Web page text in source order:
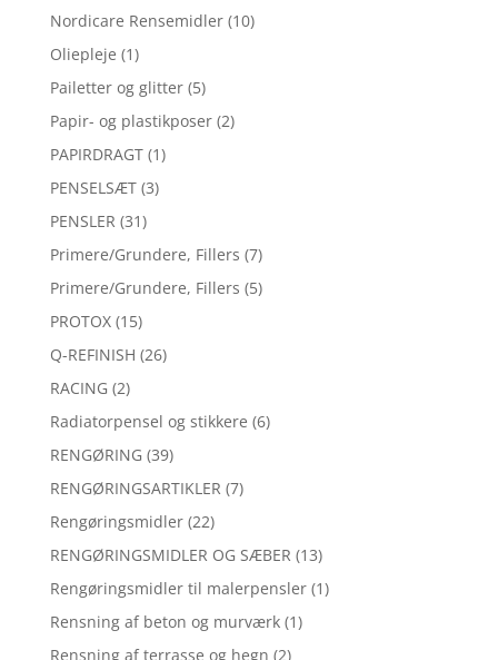
Nordicare Rensemidler (10)
Oliepleje (1)
Pailetter og glitter (5)
Papir- og plastikposer (2)
PAPIRDRAGT (1)
PENSELSÆT (3)
PENSLER (31)
Primere/Grundere, Fillers (7)
Primere/Grundere, Fillers (5)
PROTOX (15)
Q-REFINISH (26)
RACING (2)
Radiatorpensel og stikkere (6)
RENGØRING (39)
RENGØRINGSARTIKLER (7)
Rengøringsmidler (22)
RENGØRINGSMIDLER OG SÆBER (13)
Rengøringsmidler til malerpensler (1)
Rensning af beton og murværk (1)
Rensning af terrasse og hegn (2)